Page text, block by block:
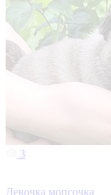
3
Девочка мопсочка